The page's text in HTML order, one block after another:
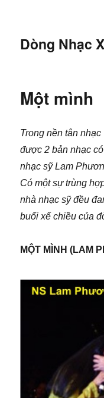
Dòng Nhạc
Một mình
Trong nền tân
được 2 bản nhạc có
nhạc sỹ Lam
Có một sự trùng
nhà nhạc sỹ đều
buổi xế chiều của
MỘT MÌNH (LAM